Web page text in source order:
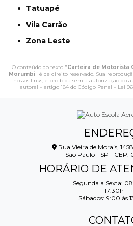
Tatuapé
Vila Carrão
Zona Leste
O conteúdo do texto "Carteira de Motorista
Morumbi" é de direito reservado. Sua
nossos links, é proibida sem a autorização do
autoral – artigo 184 do Código Penal – Lei
Rua Vieira de Morais,
São Paulo - SP - CEP:
HORÁRIO DE
Segunda a Sexta:
17:30h
Sábados: 9:00 às